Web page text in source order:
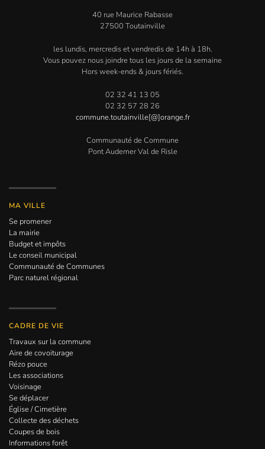
40 rue Maurice Rabasse
27500 Toutainville
les lundis, mercredis et vendredis de 14h à 18h.
Vous pouvez nous joindre tous les jours de la semaine
Hors week-ends & jours fériés.
02 32 41 13 05
02 32 57 28 26
commune.toutainville[@]orange.fr
Communauté de Commune
Pont Audemer Val de Risle
MA VILLE
Se promener
La mairie
Budget et impôts
Le conseil municipal
Communauté de Communes
Parc naturel régional
CADRE DE VIE
Travaux sur la commune
Aire de covoiturage
Rézo pouce
Les associations
Voisinage
Se déplacer
Église / Cimetière
Collecte des déchets
Coupes de bois
Informations forêt